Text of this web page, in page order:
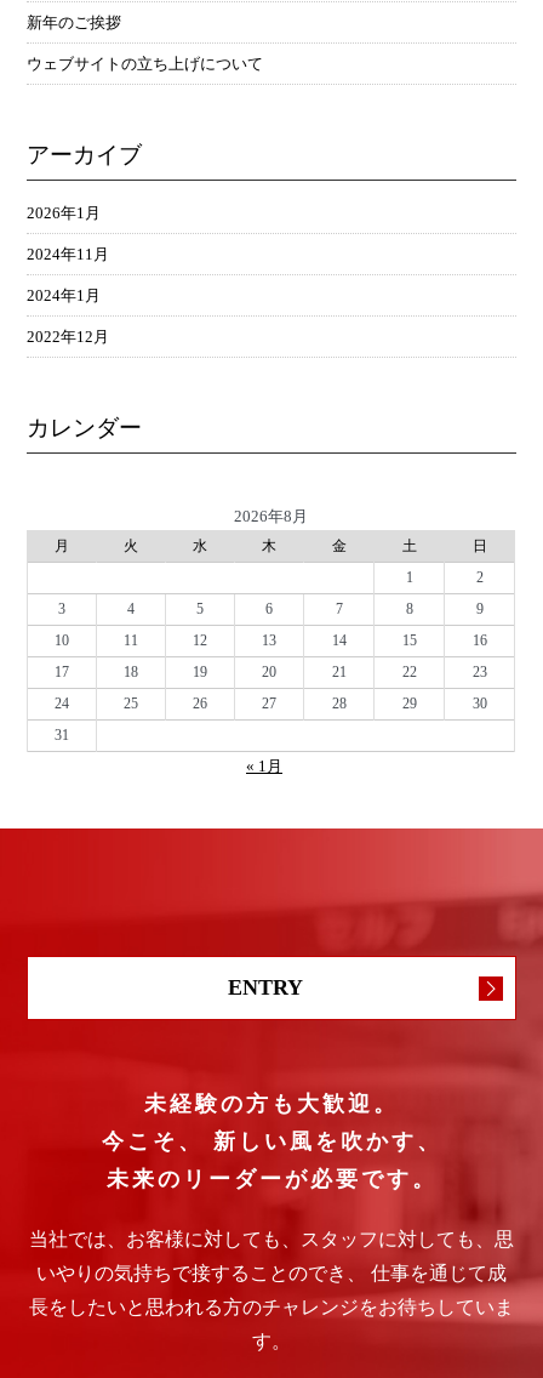
新年のご挨拶
ウェブサイトの立ち上げについて
アーカイブ
2026年1月
2024年11月
2024年1月
2022年12月
カレンダー
2026年8月
月 火 水 木 金 土
日
1
2
3
4 5 6 7 8
9
10
11 12 13 14 15
16
17
18 19 20 21 22
23
24
25 26 27 28 29
30
31
« 1月
ENTRY
未経験の方も大歓迎。
今こそ、
新しい風を吹かす、
未来のリーダーが必要です。
当社では、お客様に対しても、スタッフに対しても、思
いやりの気持ちで接することのでき、
仕事を通じて成
長をしたいと思われる方のチャレンジをお待ちしていま
す。